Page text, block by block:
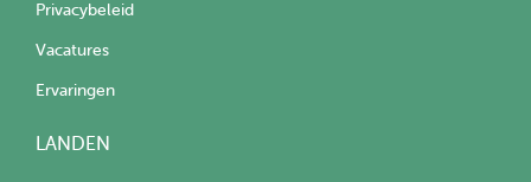
Privacybeleid
Vacatures
Ervaringen
LANDEN